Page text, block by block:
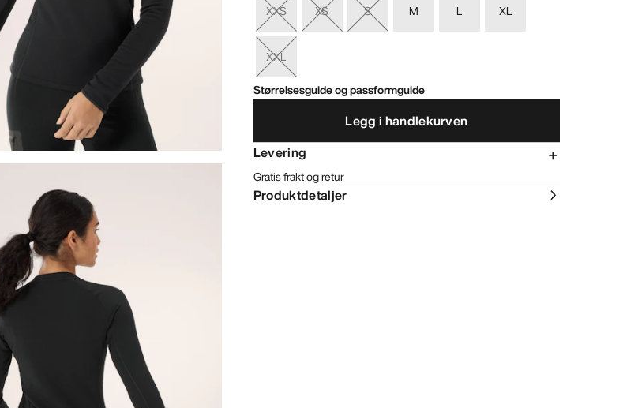
XXS XS S M L XL
XXL
Størrelsesguide og passformguide
Legg i handlekurven
Levering
Gratis frakt og retur
Produktdetaljer